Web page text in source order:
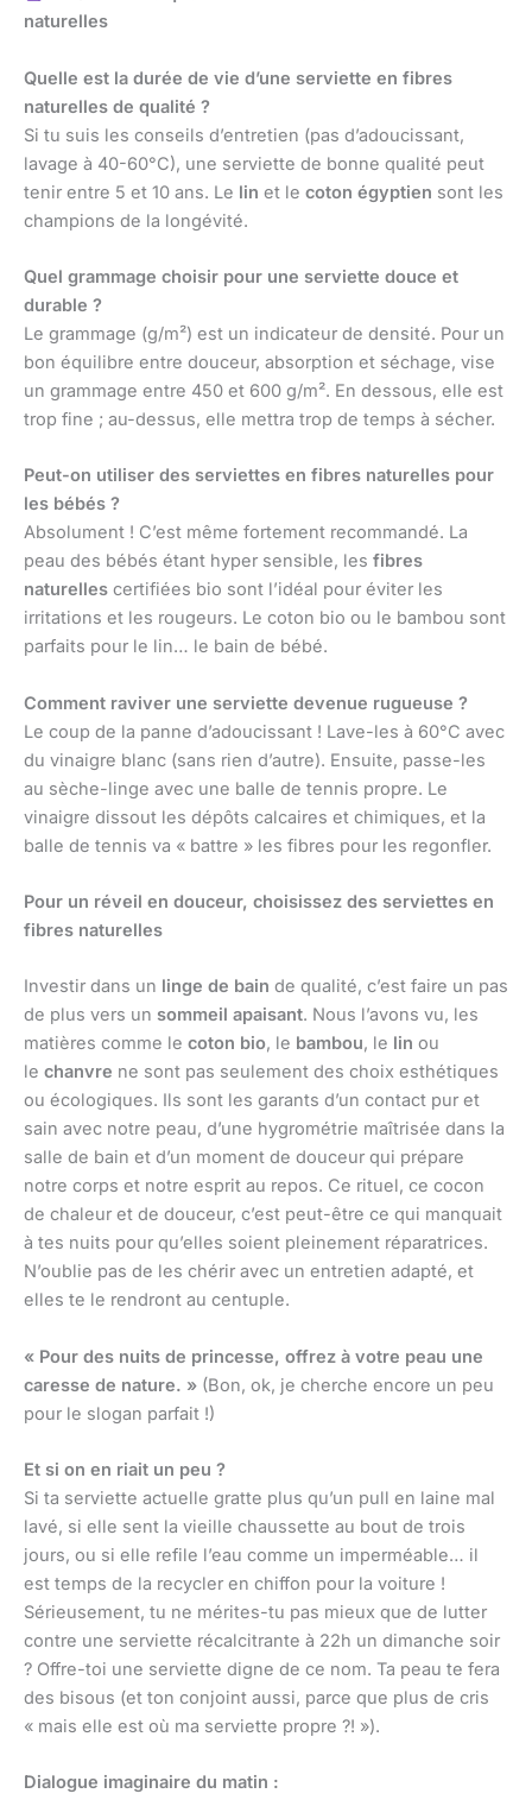
naturelles
Quelle est la durée de vie d’une serviette en fibres
naturelles de qualité ?
Si tu suis les conseils d’entretien (pas d’adoucissant,
lavage à 40-60°C), une serviette de bonne qualité peut
tenir entre 5 et 10 ans. Le lin et le coton égyptien sont les
champions de la longévité.
Quel grammage choisir pour une serviette douce et
durable ?
Le grammage (g/m²) est un indicateur de densité. Pour un
bon équilibre entre douceur, absorption et séchage, vise
un grammage entre 450 et 600 g/m². En dessous, elle est
trop fine ; au-dessus, elle mettra trop de temps à sécher.
Peut-on utiliser des serviettes en fibres naturelles pour
les bébés ?
Absolument ! C’est même fortement recommandé. La
peau des bébés étant hyper sensible, les fibres
naturelles certifiées bio sont l’idéal pour éviter les
irritations et les rougeurs. Le coton bio ou le bambou sont
parfaits pour le lin… le bain de bébé.
Comment raviver une serviette devenue rugueuse ?
Le coup de la panne d’adoucissant ! Lave-les à 60°C avec
du vinaigre blanc (sans rien d’autre). Ensuite, passe-les
au sèche-linge avec une balle de tennis propre. Le
vinaigre dissout les dépôts calcaires et chimiques, et la
balle de tennis va « battre » les fibres pour les regonfler.
Pour un réveil en douceur, choisissez des serviettes en
fibres naturelles
Investir dans un linge de bain de qualité, c’est faire un pas
de plus vers un sommeil apaisant. Nous l’avons vu, les
matières comme le coton bio, le bambou, le lin ou
le chanvre ne sont pas seulement des choix esthétiques
ou écologiques. Ils sont les garants d’un contact pur et
sain avec notre peau, d’une hygrométrie maîtrisée dans la
salle de bain et d’un moment de douceur qui prépare
notre corps et notre esprit au repos. Ce rituel, ce cocon
de chaleur et de douceur, c’est peut-être ce qui manquait
à tes nuits pour qu’elles soient pleinement réparatrices.
N’oublie pas de les chérir avec un entretien adapté, et
elles te le rendront au centuple.
« Pour des nuits de princesse, offrez à votre peau une
caresse de nature. » (Bon, ok, je cherche encore un peu
pour le slogan parfait !)
Et si on en riait un peu ?
Si ta serviette actuelle gratte plus qu’un pull en laine mal
lavé, si elle sent la vieille chaussette au bout de trois
jours, ou si elle refile l’eau comme un imperméable… il
est temps de la recycler en chiffon pour la voiture !
Sérieusement, tu ne mérites-tu pas mieux que de lutter
contre une serviette récalcitrante à 22h un dimanche soir
? Offre-toi une serviette digne de ce nom. Ta peau te fera
des bisous (et ton conjoint aussi, parce que plus de cris
« mais elle est où ma serviette propre ?! »).
Dialogue imaginaire du matin :